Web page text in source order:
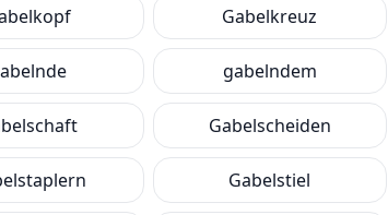
Gabelkreuz
gabelndem
Gabelscheiden
Gabelstiel